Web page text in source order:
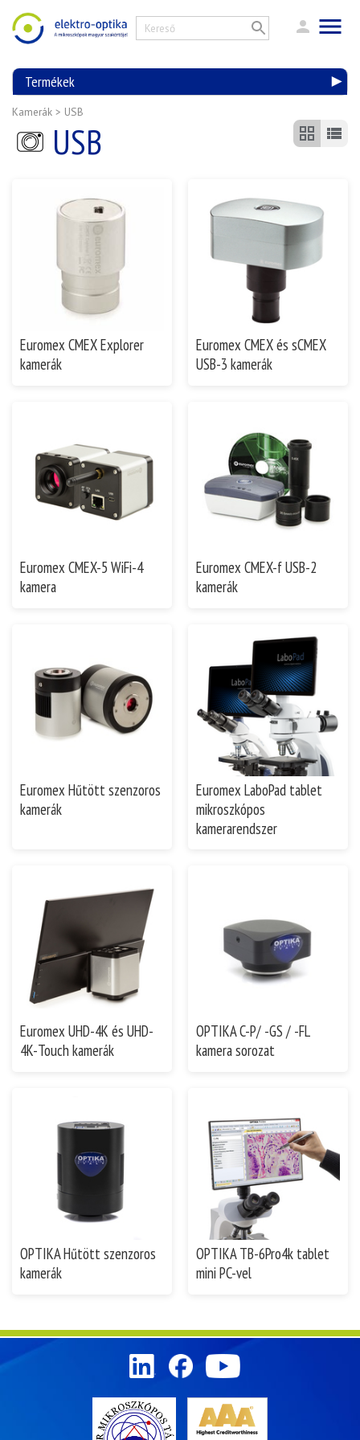
Termékek
Kamerák > USB
USB
Euromex CMEX Explorer
kamerák
Euromex CMEX és sCMEX
USB-3 kamerák
Euromex CMEX-5 WiFi-4
kamera
Euromex CMEX-f USB-2
kamerák
Euromex Hűtött szenzoros
kamerák
Euromex LaboPad tablet
mikroszkópos
kamerarendszer
Euromex UHD-4K és UHD-
4K-Touch kamerák
OPTIKA C-P/ -GS / -FL
kamera sorozat
OPTIKA Hűtött szenzoros
kamerák
OPTIKA TB-6Pro4k tablet
mini PC-vel